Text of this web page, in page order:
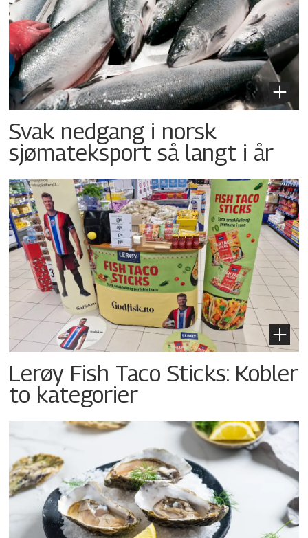
Svak nedgang i norsk
sjømateksport så langt i år
Lerøy Fish Taco Sticks: Kobler
to kategorier